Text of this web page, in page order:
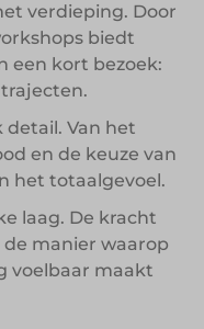
verdieping. Door
biedt
een kort bezoek:
detail. Van het
en de keuze van
het totaalgevoel.
laag. De kracht
de manier waarop
voelbaar maakt